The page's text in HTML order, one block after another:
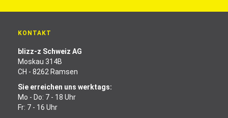
KONTAKT
blizz-z Schweiz AG
Moskau 314B
CH - 8262 Ramsen
Sie erreichen uns werktags:
Mo - Do: 7 - 18 Uhr
Fr: 7 - 16 Uhr